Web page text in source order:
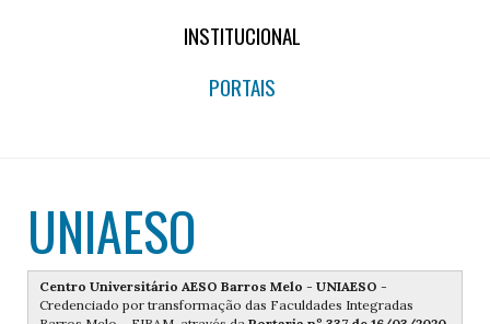
INSTITUCIONAL
PORTAIS
UNIAESO
Centro Universitário AESO Barros Melo - UNIAESO -
Credenciado por transformação das Faculdades Integradas